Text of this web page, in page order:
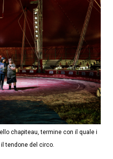
chapiteau, termine con il quale i
tendone del circo.